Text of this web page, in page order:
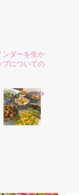
ンダーを生か
プについての